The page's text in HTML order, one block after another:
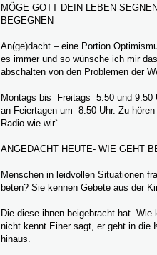
MÖGE GOTT DEIN LEBEN
BEGEGNEN
An(ge)dacht – eine Portion
es immer und so wünsche ich mir
abschalten von den Problemen der
Montags bis Freitags 5:50 und 9:50
an Feiertagen um 8:50 Uhr. Zu
Radio wie wir`
ANGEDACHT HEUTE- WIE GEHT
Menschen in leidvollen Situationen
beten? Sie kennen Gebete aus der
Die diese ihnen beigebracht
nicht kennt.Einer sagt, er geht in die
hinaus.